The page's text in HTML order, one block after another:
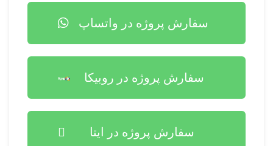
سفارش پروژه در واتساپ
سفارش پروژه در روبیکا
سفارش پروژه در ایتا